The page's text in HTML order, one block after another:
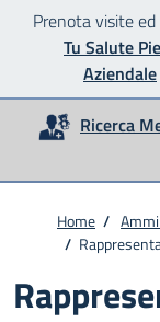
Prenota visite
Tu Salute
Aziendale
Ricerca
Home /
/